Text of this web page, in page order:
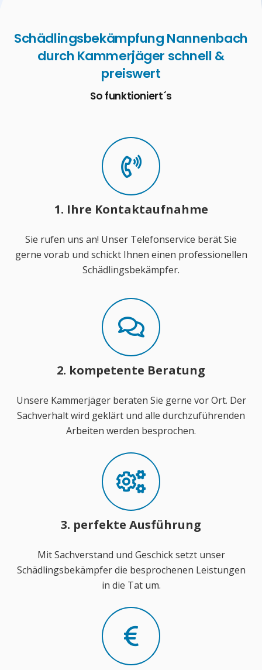
Schädlingsbekämpfung Nannenbach
durch Kammerjäger schnell &
preiswert
So funktioniert´s
1. Ihre Kontaktaufnahme
Sie rufen uns an! Unser Telefonservice berät Sie
gerne vorab und schickt Ihnen einen professionellen
Schädlingsbekämpfer.
2. kompetente Beratung
Unsere Kammerjäger beraten Sie gerne vor Ort. Der
Sachverhalt wird geklärt und alle durchzuführenden
Arbeiten werden besprochen.
3. perfekte Ausführung
Mit Sachverstand und Geschick setzt unser
Schädlingsbekämpfer die besprochenen Leistungen
in die Tat um.